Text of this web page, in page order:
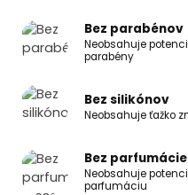
Bez parabénov
Neobsahuje
parabény
Bez silikónov
Neobsahuje ťažko
Bez
Neobsahuje
parfumáciu